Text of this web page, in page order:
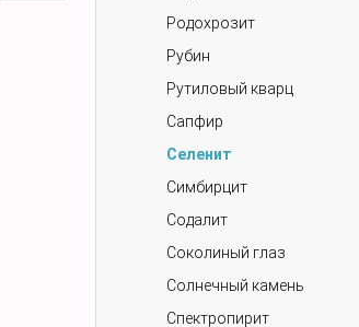
Родохрозит
Рубин
Рутиловый кварц
Сапфир
Селенит
Симбирцит
Содалит
Соколиный глаз
Солнечный камень
Спектропирит